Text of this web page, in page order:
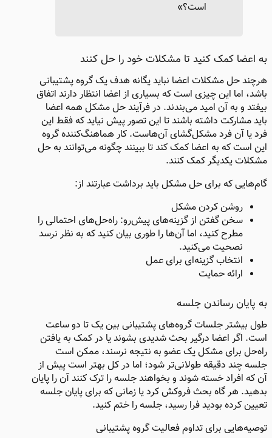
است؟»
به اعضا کمک کنید تا مشکلات خود را حل کنند​
هرچند حل مشکلات اعضا نباید یگانه هدف یک گروه پشتیبانی
باشد، اما این چیزی است که بسیاری از اعضا انتظار دارند اتفاق
بیفتد و به آن امید می‌بندند. در فرآیند حل مشکل همه اعضا
باید مشارکت داشته باشند تا این تصور پیش نیاید که فقط این
فرد یا آن فرد مشکل‌گشای آن‌هاست. کار هماهنگ‌کننده گروه
این است که به اعضا کمک کند تا ببینند چگونه می‌توانند به حل
مشکلات یکدیگر کمک کنند.
گام‌هایی که برای حل مشکل باید برداشت عبارتند از:
روشن کردن مشکل
سخن گفتن از گزینه‌های پیش‌رو: راه‌حل‌های احتمالی را
مطرح کنید، اما آن‌ها را طوری بیان کنید که به نظر نرسد
نصحیت می‌کنید.
انتخاب گزینه‌ای برای عمل
ارائه حمایت
به پایان رساندن جلسه​
طول بیشتر جلسات گروه‌های پشتیبانی بین یک تا دو ساعت
است. اگر اعضا درگیر بحث شدیدی بشوند یا در کمک به یافتن
راه‌حل برای مشکل یک عضو به نتیجه نرسند، ممکن است
جلسه چند دقیقه طولانی‌تر شود؛ اما در کل بهتر است پیش از
آن که افراد خسته شوند و بخواهند جلسه را ترک کنند آن را پایان
بدهید. هر گاه بحث فروکش کرد یا زمانی که برای پایان جلسه
تعیین کرده بودید فرا رسید، جلسه را ختم کنید.
توصیه‌هایی برای تداوم فعالیت گروه پشتیبانی